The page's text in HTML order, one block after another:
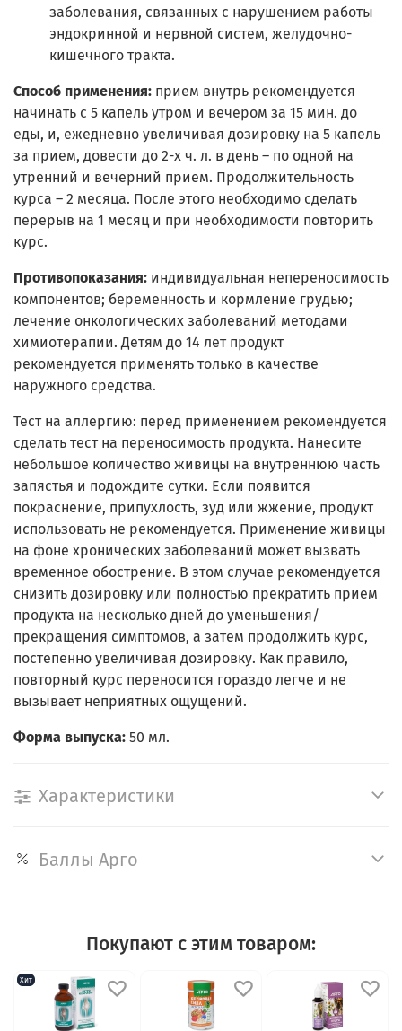
заболевания, связанных с нарушением работы
эндокринной и нервной систем, желудочно-
кишечного тракта.
Способ применения: прием внутрь рекомендуется
начинать с 5 капель утром и вечером за 15 мин. до
еды, и, ежедневно увеличивая дозировку на 5 капель
за прием, довести до 2-х ч. л. в день – по одной на
утренний и вечерний прием. Продолжительность
курса – 2 месяца. После этого необходимо сделать
перерыв на 1 месяц и при необходимости повторить
курс.
Противопоказания: индивидуальная непереносимость
компонентов; беременность и кормление грудью;
лечение онкологических заболеваний методами
химиотерапии. Детям до 14 лет продукт
рекомендуется применять только в качестве
наружного средства.
Тест на аллергию: перед применением рекомендуется
сделать тест на переносимость продукта. Нанесите
небольшое количество живицы на внутреннюю часть
запястья и подождите сутки. Если появится
покраснение, припухлость, зуд или жжение, продукт
использовать не рекомендуется. Применение живицы
на фоне хронических заболеваний может вызвать
временное обострение. В этом случае рекомендуется
снизить дозировку или полностью прекратить прием
продукта на несколько дней до уменьшения/
прекращения симптомов, а затем продолжить курс,
постепенно увеличивая дозировку. Как правило,
повторный курс переносится гораздо легче и не
вызывает неприятных ощущений.
Форма выпуска: 50 мл.
Характеристики
Баллы Арго
Покупают с этим товаром:
Хит